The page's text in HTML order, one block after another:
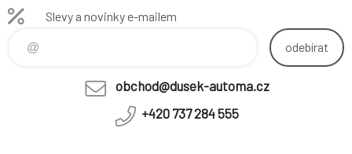
Slevy a novinky e-mailem
odebírat
obchod@dusek-automa.cz
+420 737 284 555